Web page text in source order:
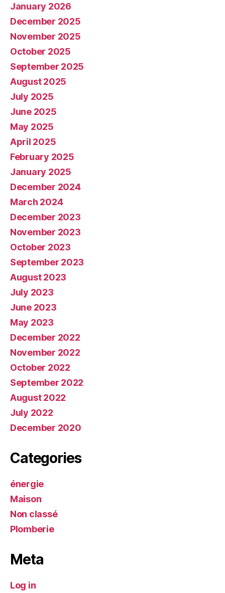
January 2026
December 2025
November 2025
October 2025
September 2025
August 2025
July 2025
June 2025
May 2025
April 2025
February 2025
January 2025
December 2024
March 2024
December 2023
November 2023
October 2023
September 2023
August 2023
July 2023
June 2023
May 2023
December 2022
November 2022
October 2022
September 2022
August 2022
July 2022
December 2020
Categories
énergie
Maison
Non classé
Plomberie
Meta
Log in